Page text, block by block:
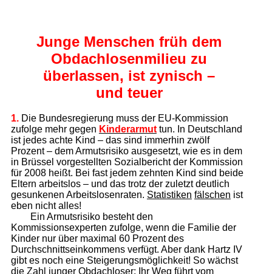
Junge Menschen früh dem
Obdach­losenmilieu zu
überlassen, ist zynisch –
und teuer
1.Die Bundesregierung muss der EU-Kommission
zufolge mehr gegen Kinder­armuttun. In Deutschland
ist jedes achte Kind – das sind immerhin zwölf
Prozent – dem Armutsrisiko ausgesetzt, wie es in dem
in Brüssel vorgestellten Sozialbericht der Kommission
für 2008 heißt. Bei fast jedem zehnten Kind sind beide
Eltern arbeitslos – und das trotz der zuletzt deutlich
gesunkenen Arbeitslosenraten. Statistiken fälschen ist
eben nicht alles!
Ein Armutsrisiko besteht den
Kommissionsexperten zufolge, wenn die Familie der
Kinder nur über maximal 60 Prozent des
Durchschnittseinkommens verfügt. Aber dank Hartz IV
gibt es noch eine Steigerungsmöglichkeit! So wächst
die Zahl junger Obdachloser: Ihr Weg führt vom